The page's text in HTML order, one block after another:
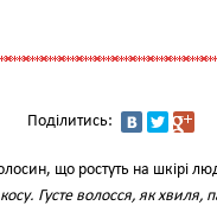
Поділитись:
що ростуть на шкірі
Густе волосся, як